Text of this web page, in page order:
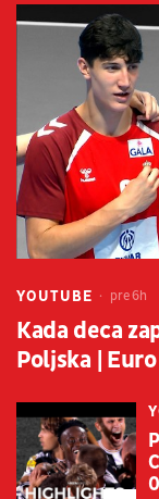
YOUTUBE pre 6h
Kada deca
Poljska |